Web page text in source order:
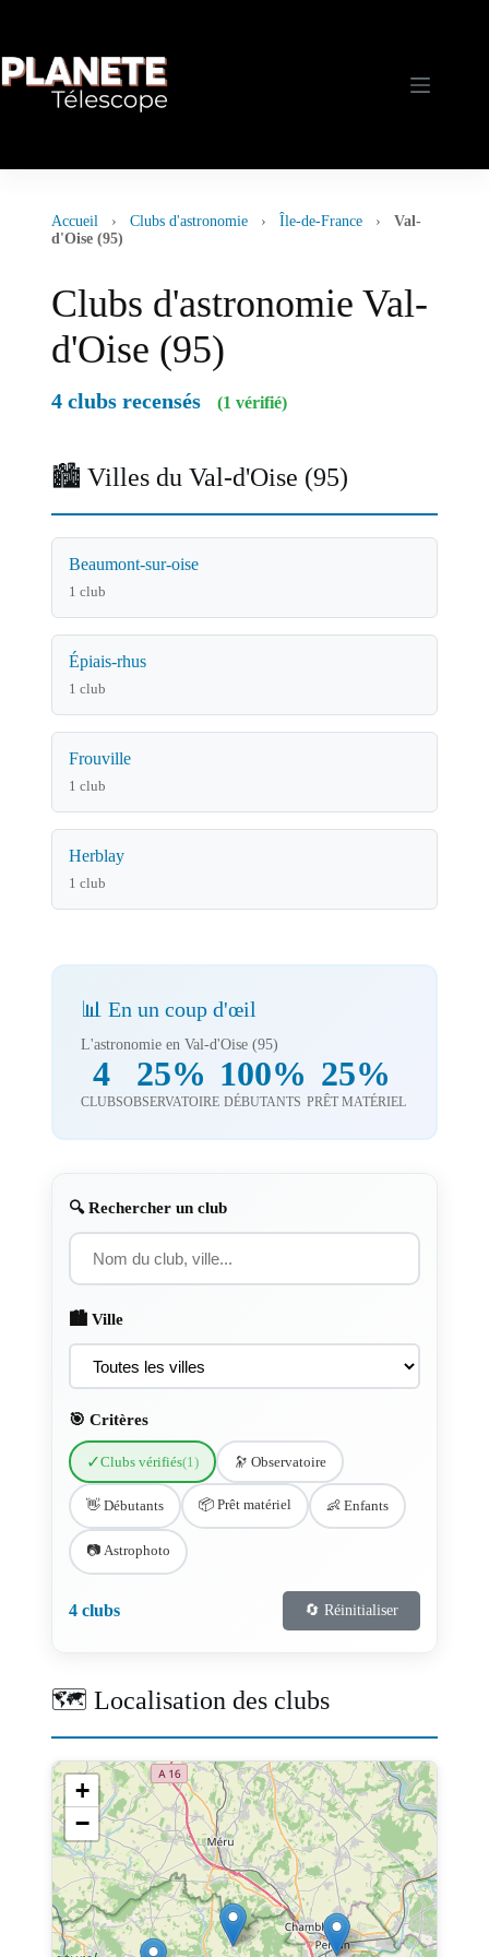
Accueil › Clubs d'astronomie › Île-de-France ›
Val-
d'Oise (95)
Clubs d'astronomie Val-
d'Oise (95)
4 clubs recensés (1 vérifié)
🏙️ Villes du Val-d'Oise (95)
Beaumont-sur-oise
1 club
Épiais-rhus
1 club
Frouville
1 club
Herblay
1 club
📊 En un coup d'œil
L'astronomie en Val-d'Oise (95)
4
CLUBS
25%
OBSERVATOIRE
100%
DÉBUTANTS
25%
PRÊT MATÉRIEL
🔍 Rechercher un club
🏙️ Ville
🎯 Critères
✓Clubs vérifiés(1) 🔭 Observatoire
👋 Débutants 📦 Prêt matériel 👶 Enfants
📷 Astrophoto
4 clubs 🔄 Réinitialiser
🗺️ Localisation des clubs
+
−